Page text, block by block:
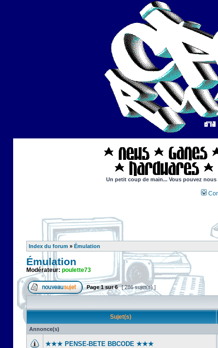
Un petit coup de main... Vous pouvez
Index du forum » Émulation
Émulation
Modérateur: poulette73
Page1sur6 [ 286 sujet(s) ]
Sujet(s)
Annonce(s)
★★★ PENSE-BETE BBCODE ★★★